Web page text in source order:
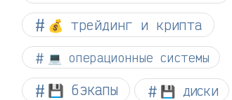
💰 трейдинг и крипта
💻 операционные системы
💾 бэкапы 💾 диски